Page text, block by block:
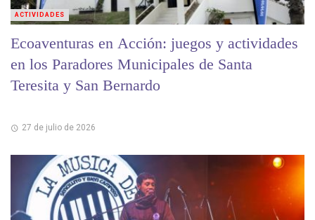
Ecoaventuras en Acción: juegos y actividades
en los Paradores Municipales de Santa
Teresita y San Bernardo
27 de julio de 2026
ACTIVIDADES